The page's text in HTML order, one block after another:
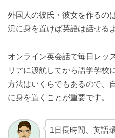
外国人の彼氏・彼女を作るの
況に身を置けば英語は話せる
オンライン英会話で毎日レッ
リアに渡航してから語学学校
方法はいくらでもあるので、
に身を置くことが重要です。
1日長時間、英語